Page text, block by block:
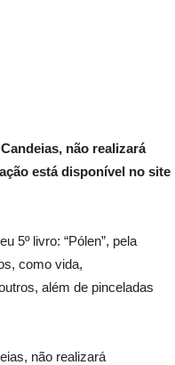
não realizará
está disponível no site
5º livro: “Pólen”, pela
como vida,
além de pinceladas
não realizará